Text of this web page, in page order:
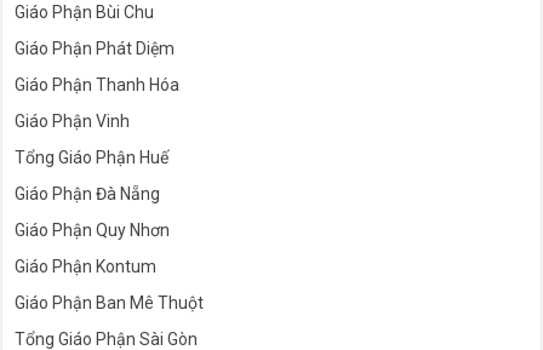
Giáo Phận Bùi Chu
Giáo Phận Phát Diệm
Giáo Phận Thanh Hóa
Giáo Phận Vinh
Tổng Giáo Phận Huế
Giáo Phận Đà Nẵng
Giáo Phận Quy Nhơn
Giáo Phận Kontum
Giáo Phận Ban Mê Thuột
Tổng Giáo Phận Sài Gòn